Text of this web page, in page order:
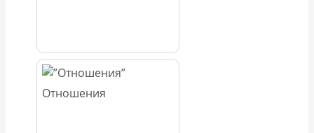
Отношения